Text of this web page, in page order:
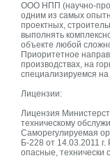
ООО НПП (научно-
одним из самых
проектных,
выполнять
объекте любой
Приоритетное
производствах, на
специализируемся
Лицензии:
Лицензия
техническому
Саморегулируемая
Б-228 от 14.03.2011
опасные, технически